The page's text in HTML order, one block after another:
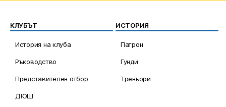
КЛУБЪТ
История на клуба
Ръководство
Представителен отбор
ДЮШ
ИСТОРИЯ
Патрон
Гунди
Треньори